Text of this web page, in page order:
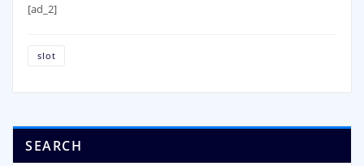
[ad_2]
slot
SEARCH